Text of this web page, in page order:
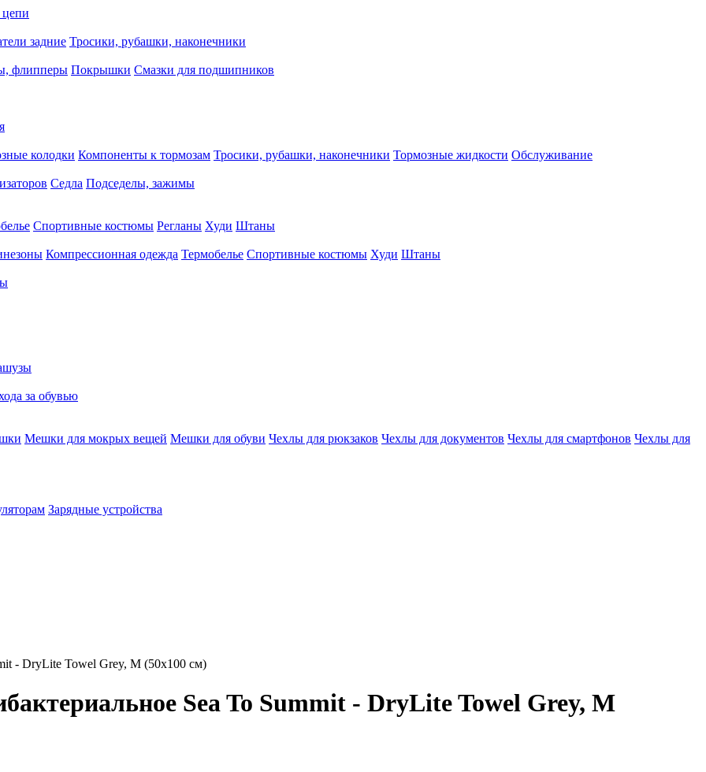
задние Тросики, рубашки, наконечники
флипперы Покрышки Смазки для подшипников
колодки Компоненты к тормозам Тросики, рубашки, наконечники Тормозные жидкости Обслуживание
Седла Подседелы, зажимы
Спортивные костюмы Регланы Худи Штаны
Компрессионная одежда Термобелье Спортивные костюмы Худи Штаны
за обувью
Мешки для мокрых вещей Мешки для обуви Чехлы для рюкзаков Чехлы для документов Чехлы для смартфонов Чехлы для
Зарядные устройства
- DryLite Towel Grey, M (50x100 см)
Sea To Summit - DryLite Towel Grey, M